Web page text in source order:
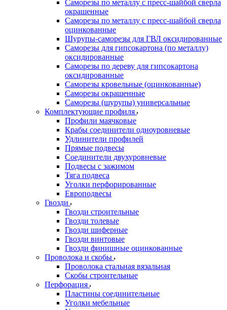
Саморезы по металлу с пресс-шайбой сверла
окрашенные
Саморезы по металлу с пресс-шайбой сверла
оцинкованные
Шурупы-саморезы для ГВЛ оксидированные
Саморезы для гипсокартона (по металлу)
оксидированные
Саморезы по дереву для гипсокартона
оксидированные
Саморезы кровельные (оцинкованные)
Саморезы окрашенные
Саморезы (шурупы) универсальные
Комплектующие профиля
Профили маячковые
Крабы соединители одноуровневые
Удлинители профилей
Прямые подвесы
Соединители двухуровневые
Подвесы с зажимом
Тяга подвеса
Уголки перфорированные
Европодвесы
Гвозди
Гвозди строительные
Гвозди толевые
Гвозди шиферные
Гвозди винтовые
Гвозди финишные оцинкованные
Проволока и скобы
Проволока стальная вязальная
Скобы строительные
Перфорация
Пластины соединительные
Уголки мебельные